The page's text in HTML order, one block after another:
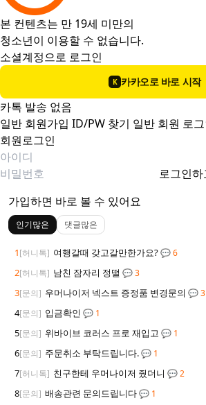
본 컨텐츠는 만 19세 미만의
청소년이 이용할 수 없습니다.
소셜계정으로 로그인
K 카카오로 바로 시작
카톡 발송 없음
일반 회원가입 ID/PW 찾기 일반 회원 로
회원로그인
로그인
가입하면 바로 볼 수 있어요
인기많은 댓글많은
1[허니톡] 여행갈때 갖고갈만한가요?💬 6
2[허니톡] 남친 잠자리 정떨 💬 3
3[문의] 우머나이저 넥스트 증정품 변경문의 💬 3
4[문의] 입금확인 💬 1
5[문의] 위바이브 코러스 프로 재입고 💬 1
6[문의] 주문취소 부탁드립니다.💬 1
7[허니톡] 친구한테 우머나이저 줬더니 💬 2
8[문의] 배송관련 문의드립니다💬 1